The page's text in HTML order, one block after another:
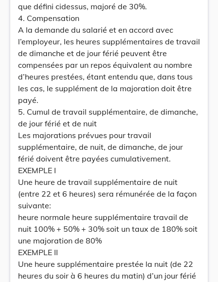
que défini cidessus, majoré de 30%.
4. Compensation
A la demande du salarié et en accord avec
l’employeur, les heures supplémentaires de travail
de dimanche et de jour férié peuvent être
compensées par un repos équivalent au nombre
d’heures prestées, étant entendu que, dans tous
les cas, le supplément de la majoration doit être
payé.
5. Cumul de travail supplémentaire, de dimanche,
de jour férié et de nuit
Les majorations prévues pour travail
supplémentaire, de nuit, de dimanche, de jour
férié doivent être payées cumulativement.
EXEMPLE I
Une heure de travail supplémentaire de nuit
(entre 22 et 6 heures) sera rémunérée de la façon
suivante:
heure normale heure supplémentaire travail de
nuit 100% + 50% + 30% soit un taux de 180% soit
une majoration de 80%
EXEMPLE II
Une heure supplémentaire prestée la nuit (de 22
heures du soir à 6 heures du matin) d’un jour férié